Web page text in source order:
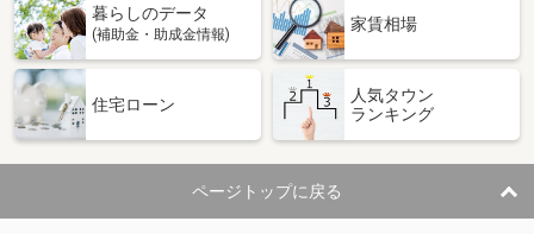
間取り
山梨県笛吹市石和町川中島
住 所
山梨県笛吹市石和町川中島
専有面積 28.02m²
間取り
1K
暮らしのデータ
(補助金・助成金情報)
家賃相場
住宅ローン
人気タウン
ランキング
ページトップに戻る